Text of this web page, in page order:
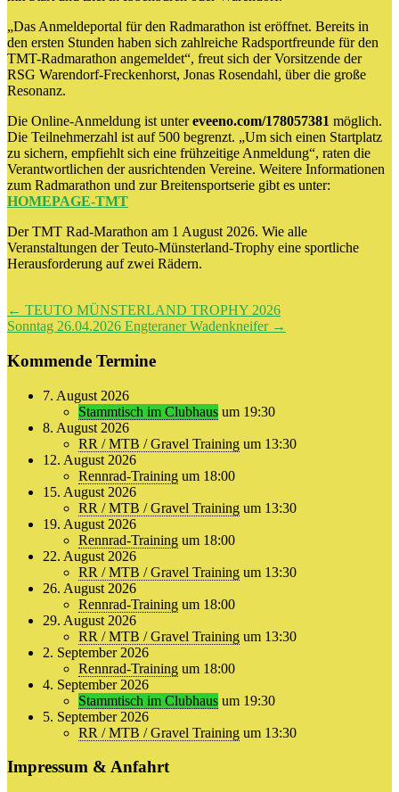
„Das Anmeldeportal für den Radmarathon ist eröffnet. Bereits in
den ersten Stunden haben sich zahlreiche Radsportfreunde für den
TMT-Radmarathon angemeldet“, freut sich der Vorsitzende der
RSG Warendorf-Freckenhorst, Jonas Rosendahl, über die große
Resonanz.
Die Online-Anmeldung ist untereveeno.com/178057381 möglich.
Die Teilnehmerzahl ist auf 500 begrenzt. „Um sich einen Startplatz
zu sichern, empfiehlt sich eine frühzeitige Anmeldung“, raten die
Verantwortlichen der ausrichtenden Vereine. Weitere Informationen
zum Radmarathon und zur Breitensportserie gibt es unter:
HOMEPAGE-TMT
Der TMT Rad-Marathon am 1 August 2026. Wie alle
Veranstaltungen der Teuto-Münsterland-Trophy eine sportliche
Herausforderung auf zwei Rädern.
Beitragsnavigation
← TEUTO MÜNSTERLAND TROPHY 2026
Sonntag 26.04.2026 Engteraner Wadenkneifer →
Kommende Termine
7. August 2026
Stammtisch im Clubhaus um 19:30
8. August 2026
RR / MTB / Gravel Training um 13:30
12. August 2026
Rennrad-Training um 18:00
15. August 2026
RR / MTB / Gravel Training um 13:30
19. August 2026
Rennrad-Training um 18:00
22. August 2026
RR / MTB / Gravel Training um 13:30
26. August 2026
Rennrad-Training um 18:00
29. August 2026
RR / MTB / Gravel Training um 13:30
2. September 2026
Rennrad-Training um 18:00
4. September 2026
Stammtisch im Clubhaus um 19:30
5. September 2026
RR / MTB / Gravel Training um 13:30
Impressum & Anfahrt